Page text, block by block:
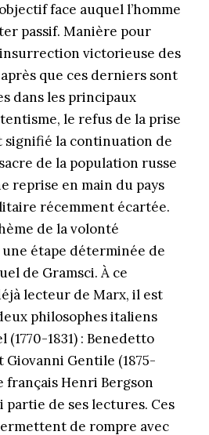
face auquel l’homme
passif. Manière pour
victorieuse des
que ces derniers sont
dans les principaux
le refus de la prise
la continuation de
de la population russe
reprise en main du pays
récemment écartée.
de la volonté
étape déterminée de
de Gramsci. À ce
lecteur de Marx, il est
philosophes italiens
1831) : Benedetto
Giovanni Gentile (1875-
français Henri Bergson
partie de ses lectures. Ces
de rompre avec